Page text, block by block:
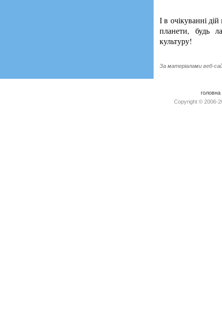
І в очікуванні
планети, будь
культуру!
За матеріалами веб-
головна
Copyright © 2006-